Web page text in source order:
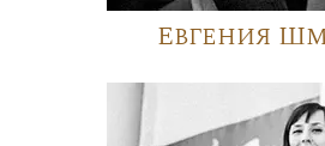
Евгения